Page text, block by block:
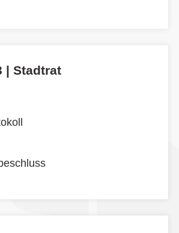
| Stadtrat